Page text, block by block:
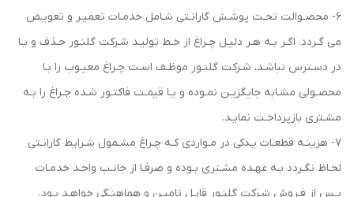
6- محصـوالت تحـت پوشـش گارانـتی شـامل خدمـات تعمیـر و تعویـض
می گـردد. اگـر بـه هـر دلیـل چـراغ از خـط تولیـد شـرکت گلنـور حـذف و یـا
در دسـترس نباشـد، شـرکت گلنـور موظـف اسـت چـراغ معیـوب را بـا
محصـولی مشـابه جایگزیـن نمـوده و یـا قیمـت فاکتـور شـده چـراغ را بـه
مشـتری بازپرداخـت نمایـد.
7- هزینـه قطعـات یـدکی در مـواردی کـه چـراغ مشـمول شـرایط گارانـتی
لحـاظ نگـردد بـه عهـده مشـتری بـوده و صرفـا از جانـب واحـد خدمـات
پـس از فـروش شـرکت گلنـور قابـل تامیـن و هماهنـگی خواهـد بـود.